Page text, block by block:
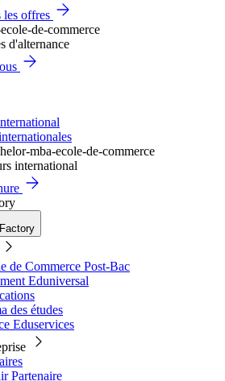
les offres
d'alternance
international
de Commerce Post-Bac
Eduniversal
des études
Eduservices
Partenaire